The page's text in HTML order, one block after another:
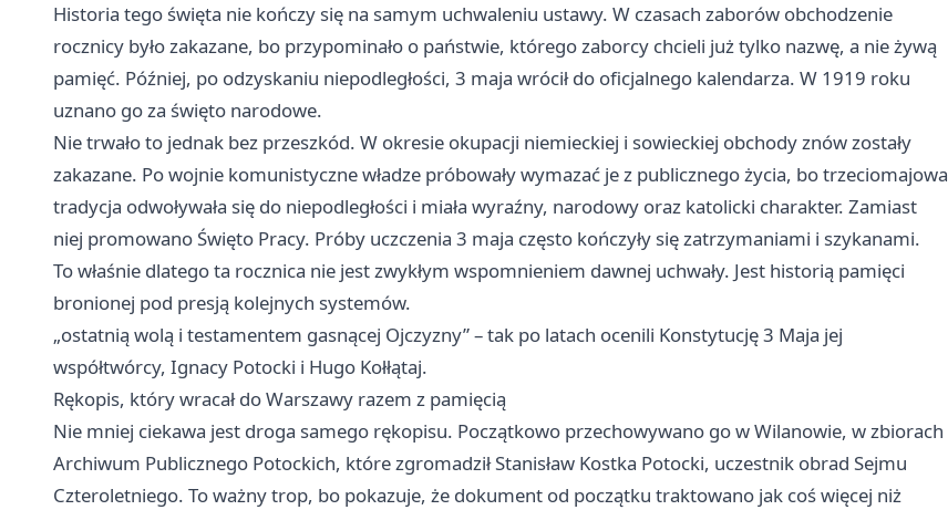
Historia tego święta nie kończy się na samym uchwaleniu ustawy. W czasach zaborów obchodzenie
rocznicy było zakazane, bo przypominało o państwie, którego zaborcy chcieli już tylko nazwę, a nie żywą
pamięć. Później, po odzyskaniu niepodległości, 3 maja wrócił do oficjalnego kalendarza. W 1919 roku
uznano go za święto narodowe.
Nie trwało to jednak bez przeszkód. W okresie okupacji niemieckiej i sowieckiej obchody znów zostały
zakazane. Po wojnie komunistyczne władze próbowały wymazać je z publicznego życia, bo trzeciomajowa
tradycja odwoływała się do niepodległości i miała wyraźny, narodowy oraz katolicki charakter. Zamiast
niej promowano Święto Pracy. Próby uczczenia 3 maja często kończyły się zatrzymaniami i szykanami.
To właśnie dlatego ta rocznica nie jest zwykłym wspomnieniem dawnej uchwały. Jest historią pamięci
bronionej pod presją kolejnych systemów.
„ostatnią wolą i testamentem gasnącej Ojczyzny” – tak po latach ocenili Konstytucję 3 Maja jej
współtwórcy, Ignacy Potocki i Hugo Kołłątaj.
Rękopis, który wracał do Warszawy razem z pamięcią
Nie mniej ciekawa jest droga samego rękopisu. Początkowo przechowywano go w Wilanowie, w zbiorach
Archiwum Publicznego Potockich, które zgromadził Stanisław Kostka Potocki, uczestnik obrad Sejmu
Czteroletniego. To ważny trop, bo pokazuje, że dokument od początku traktowano jak coś więcej niż